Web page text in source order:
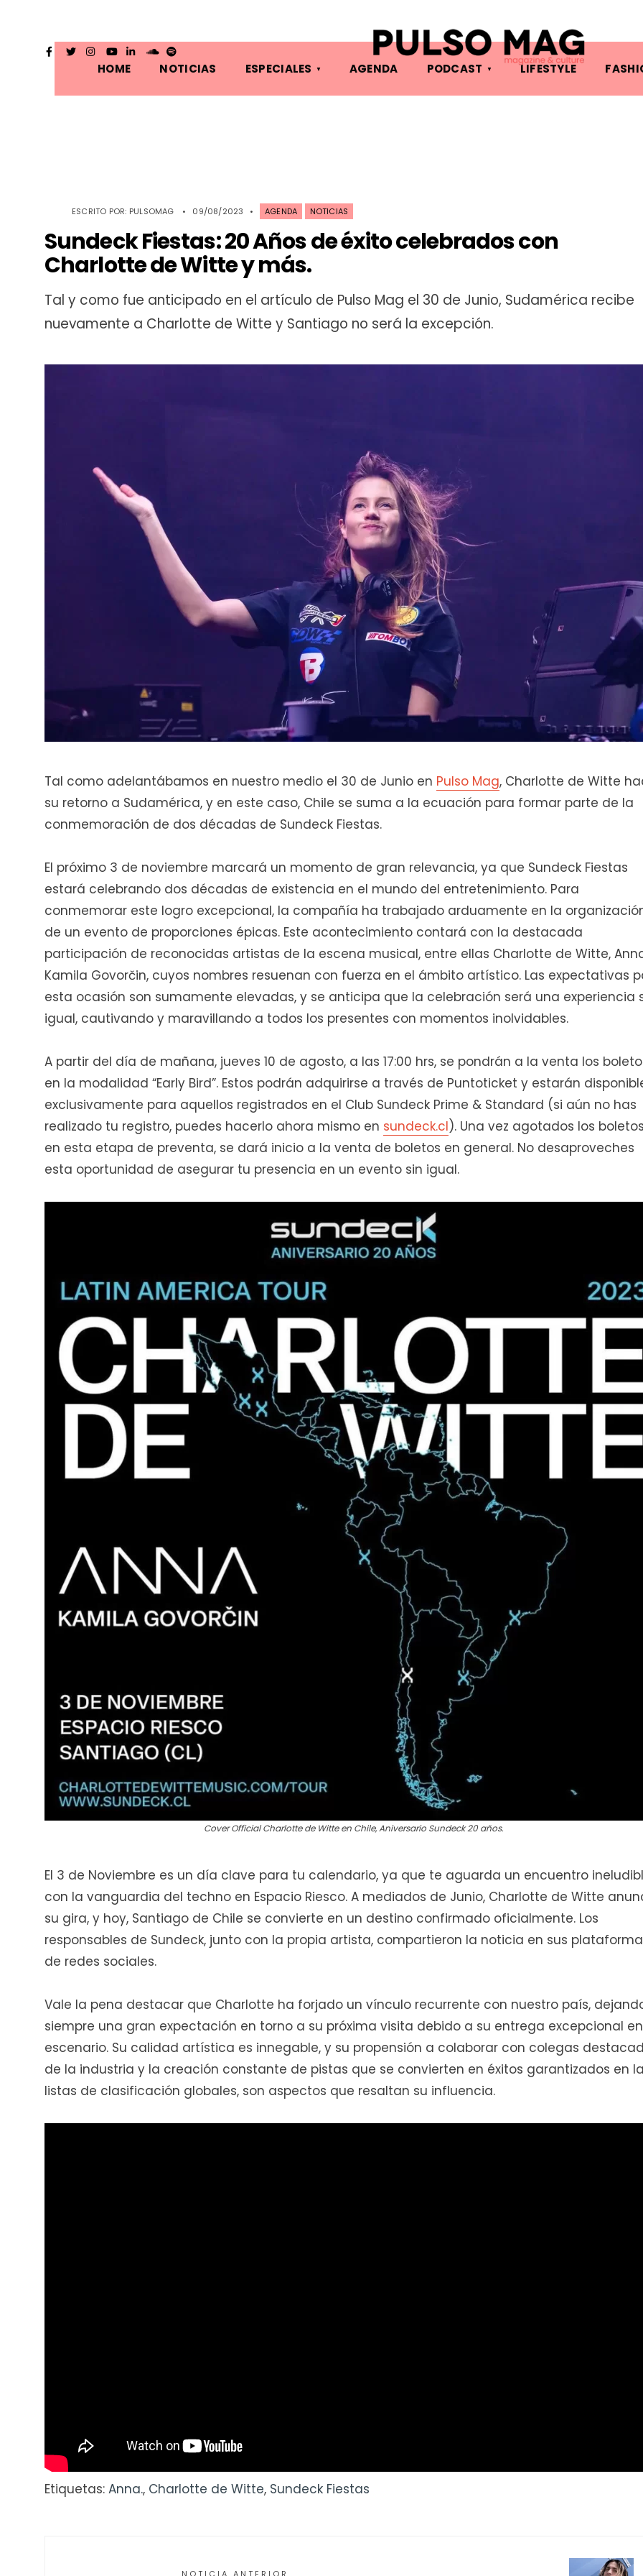
HOME NOTICIAS ESPECIALES AGENDA PODCAST LIFESTYLE
ESCRITO POR: PULSOMAG • 09/08/2023 • AGENDA NOTICIAS
Sundeck Fiestas: 20 Años de éxito celebrados con
Charlotte de Witte y más.
Tal y como fue anticipado en el artículo de Pulso Mag el 30 de Junio, Sudamérica recibe
nuevamente a Charlotte de Witte y Santiago no será la excepción.
Tal como adelantábamos en nuestro medio el 30 de Junio en Pulso Mag, Charlotte de Witte
su retorno a Sudamérica, y en este caso, Chile se suma a la ecuación para formar parte de la
conmemoración de dos décadas de Sundeck Fiestas.
El próximo 3 de noviembre marcará un momento de gran relevancia, ya que Sundeck Fiestas
estará celebrando dos décadas de existencia en el mundo del entretenimiento. Para
conmemorar este logro excepcional, la compañía ha trabajado arduamente en la
de un evento de proporciones épicas. Este acontecimiento contará con la destacada
participación de reconocidas artistas de la escena musical, entre ellas Charlotte de Witte,
Kamila Govorčin, cuyos nombres resuenan con fuerza en el ámbito artístico. Las expectativas
esta ocasión son sumamente elevadas, y se anticipa que la celebración será una experiencia
igual, cautivando y maravillando a todos los presentes con momentos inolvidables.
A partir del día de mañana, jueves 10 de agosto, a las 17:00 hrs, se pondrán a la venta los
en la modalidad “Early Bird”. Estos podrán adquirirse a través de Puntoticket y estarán
exclusivamente para aquellos registrados en el Club Sundeck Prime & Standard (si aún no has
realizado tu registro, puedes hacerlo ahora mismo en sundeck.cl). Una vez agotados los boletos
en esta etapa de preventa, se dará inicio a la venta de boletos en general. No desaproveches
esta oportunidad de asegurar tu presencia en un evento sin igual.
Cover Official Charlotte de Witte en Chile, Aniversario Sundeck 20 años.
El 3 de Noviembre es un día clave para tu calendario, ya que te aguarda un encuentro
con la vanguardia del techno en Espacio Riesco. A mediados de Junio, Charlotte de Witte
su gira, y hoy, Santiago de Chile se convierte en un destino confirmado oficialmente. Los
responsables de Sundeck, junto con la propia artista, compartieron la noticia en sus
de redes sociales.
Vale la pena destacar que Charlotte ha forjado un vínculo recurrente con nuestro país,
siempre una gran expectación en torno a su próxima visita debido a su entrega excepcional
escenario. Su calidad artística es innegable, y su propensión a colaborar con colegas
de la industria y la creación constante de pistas que se convierten en éxitos garantizados en
listas de clasificación globales, son aspectos que resaltan su influencia.
Etiquetas: Anna., Charlotte de Witte, Sundeck Fiestas
NOTICIA ANTERIOR